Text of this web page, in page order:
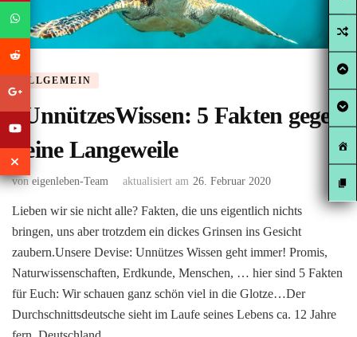
ALLGEMEIN
#UnnützesWissen: 5 Fakten gegen
deine Langeweile
von eigenleben-Team aktualisiert am 26. Februar 2020
Lieben wir sie nicht alle? Fakten, die uns eigentlich nichts
bringen, uns aber trotzdem ein dickes Grinsen ins Gesicht
zaubern.Unsere Devise: Unnützes Wissen geht immer! Promis,
Naturwissenschaften, Erdkunde, Menschen, … hier sind 5 Fakten
für Euch: Wir schauen ganz schön viel in die Glotze…Der
Durchschnittsdeutsche sieht im Laufe seines Lebens ca. 12 Jahre